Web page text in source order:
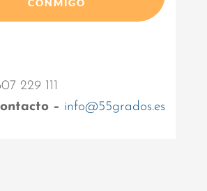
CONMIGO
229 111
– info@55grados.es